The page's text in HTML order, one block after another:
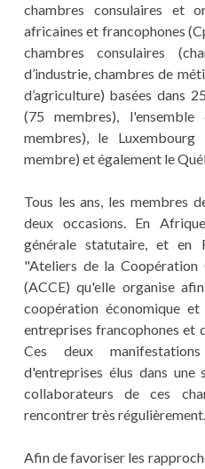
chambres consulaires et
africaines et francophones
chambres consulaires
d’industrie, chambres de
d’agriculture) basées dans
(75 membres),
membres), le
membre) et également le
Tous les ans, les membres
deux occasions. En
générale statutaire, et en
"Ateliers de la Coopération
(ACCE) qu'elle organise
coopération économique
entreprises francophones et
Ces deux
d'entreprises élus dans
collaborateurs de ces
rencontrer très régulièrement.
Afin de favoriser les